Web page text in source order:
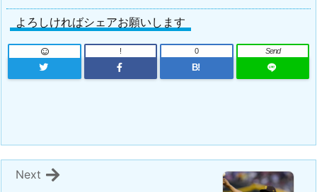
よろしければシェアお願いします
!
B!
0 Send
Next